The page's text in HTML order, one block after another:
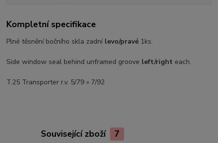
Kompletní specifikace
Plné těsnění bočního skla zadní levo/pravé 1ks.
Side window seal behind unframed groove left/right each.
T.25 Transporter r.v. 5/79 » 7/92
Související zboží 7